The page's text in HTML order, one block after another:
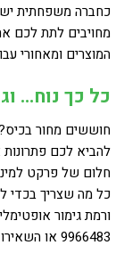
כחברה משפחתית יש
מחויבים לתת לכם
המוצרים ומאחורי
כל כך נוח…
חוששים מחור
להביא לכם
חלום של פרקט
כל מה שצריך בכדי
9966483 או השאירו פרטים ונשמח לעמוד לשירותכם בהקדם.